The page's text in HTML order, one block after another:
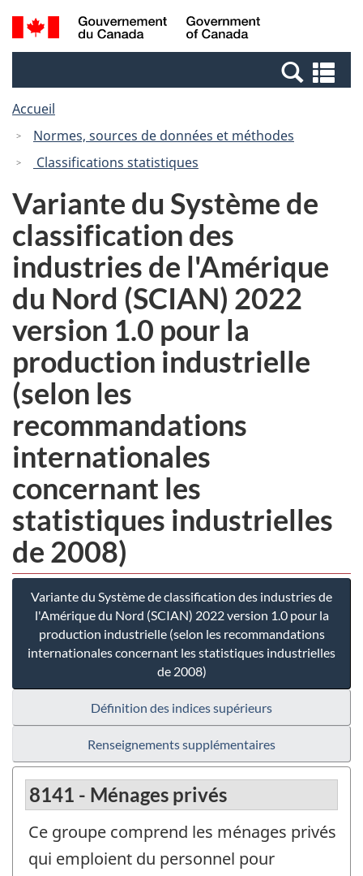
Passer
au
Passer
à
Canada
Recherche
et
et
Accueil
Normes, sources de données et méthodes
Classifications statistiques
Variante du Système de
classification des
industries de l'Amérique
du Nord (SCIAN) 2022
version 1.0 pour la
production industrielle
(selon les
recommandations
internationales
concernant les
statistiques industrielles
de 2008)
Variante du Système de classification des industries de
l'Amérique du Nord (SCIAN) 2022 version 1.0 pour la
production industrielle (selon les recommandations
internationales concernant les statistiques industrielles
de 2008)
Définition des indices supérieurs
Renseignements supplémentaires
8141 - Ménages privés
Ce groupe comprend les ménages privés
qui emploient du personnel pour